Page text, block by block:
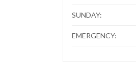
SUNDAY:
EMERGENCY: